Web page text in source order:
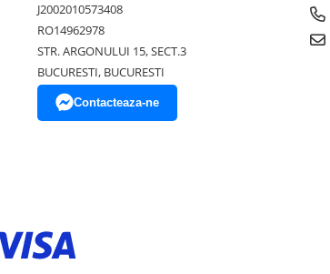
J2002010573408
RO14962978
STR. ARGONULUI 15, SECT.3
BUCURESTI, BUCURESTI
Contacteaza-ne